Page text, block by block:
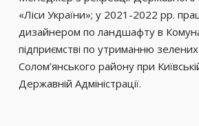
«Ліси України»; у 2021-2022 рр.
дизайнером по ландшафту в
підприємстві по утриманню
Солом’янського району при
Державній Адміністрації.